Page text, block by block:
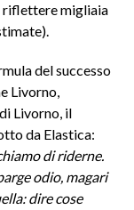
riflettere migliaia
del successo
Livorno,
Livorno, il
da Elastica:
di riderne.
odio, magari
dire cose